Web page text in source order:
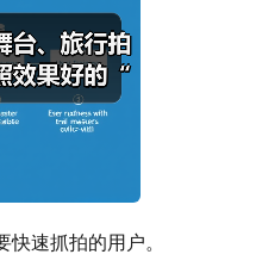
快速抓拍的用户。